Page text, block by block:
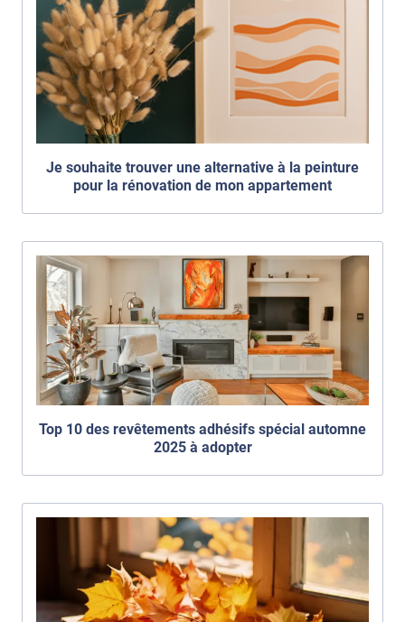
Je souhaite trouver une alternative à la peinture
pour la rénovation de mon appartement
Top 10 des revêtements adhésifs spécial automne
2025 à adopter